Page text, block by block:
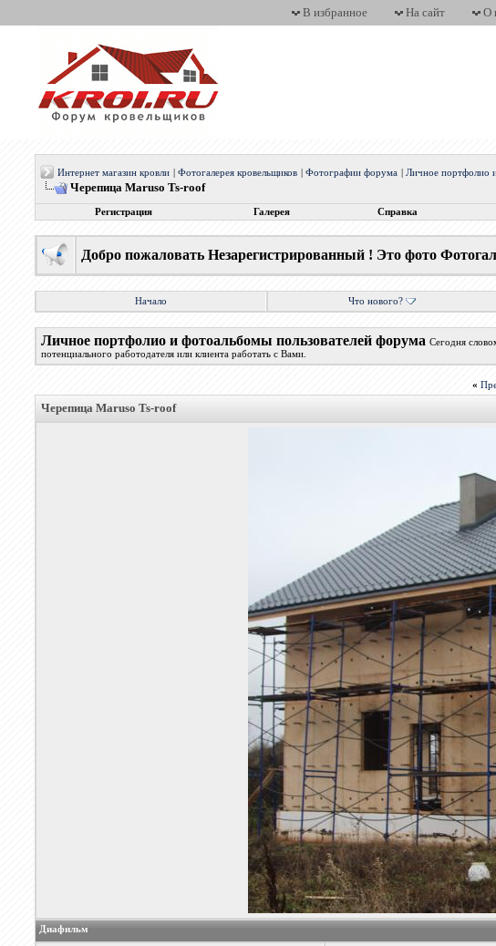
В избранное На сайт О
Интернет магазин кровли |Фотогалерея кровельщиков |Фотографии форума |Личное портфолио
Черепица Maruso Ts-roof
Регистрация Галерея Справка
Добро пожаловать Незарегистрированный ! Это фото
Начало Что нового?
Личное портфолио и фотоальбомы пользователей форума Сегодня
потенциального работодателя или клиента работать с Вами.
«
Черепица Maruso Ts-roof
Диафильм